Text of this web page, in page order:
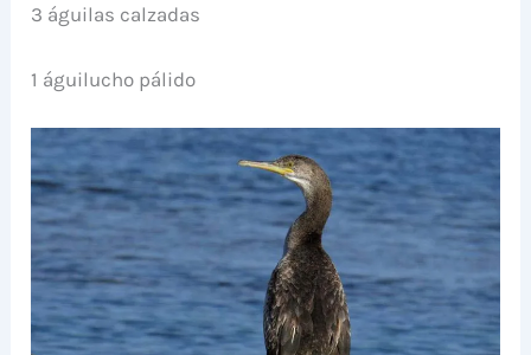
3 águilas calzadas
1 águilucho pálido